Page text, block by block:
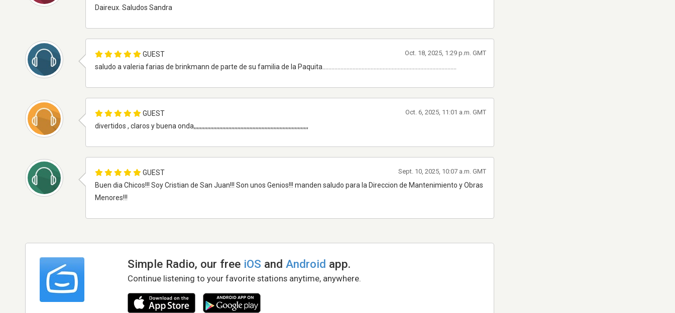
Daireux. Saludos Sandra
GUEST
saludo a valeria farias de brinkmann de parte de su familia de la Paquita.........................................................................................
Oct. 18, 2025, 1:29 p.m. GMT
GUEST
divertidos , claros y buena onda,,,,,,,,,,,,,,,,,,,,,,,,,,,,,,,,,,,,,,,,,,,,,,,,,,,,,,,,,,,,,,,,,,,,,,,,,,,,
Oct. 6, 2025, 11:01 a.m. GMT
GUEST
Buen dia Chicos!!! Soy Cristian de San Juan!!! Son unos Genios!!! manden saludo para la Direccion de Mantenimiento y Obras
Menores!!!
Sept. 10, 2025, 10:07 a.m. GMT
Simple Radio, our free iOS andAndroid app.
Continue listening to your favorite stations anytime, anywhere.